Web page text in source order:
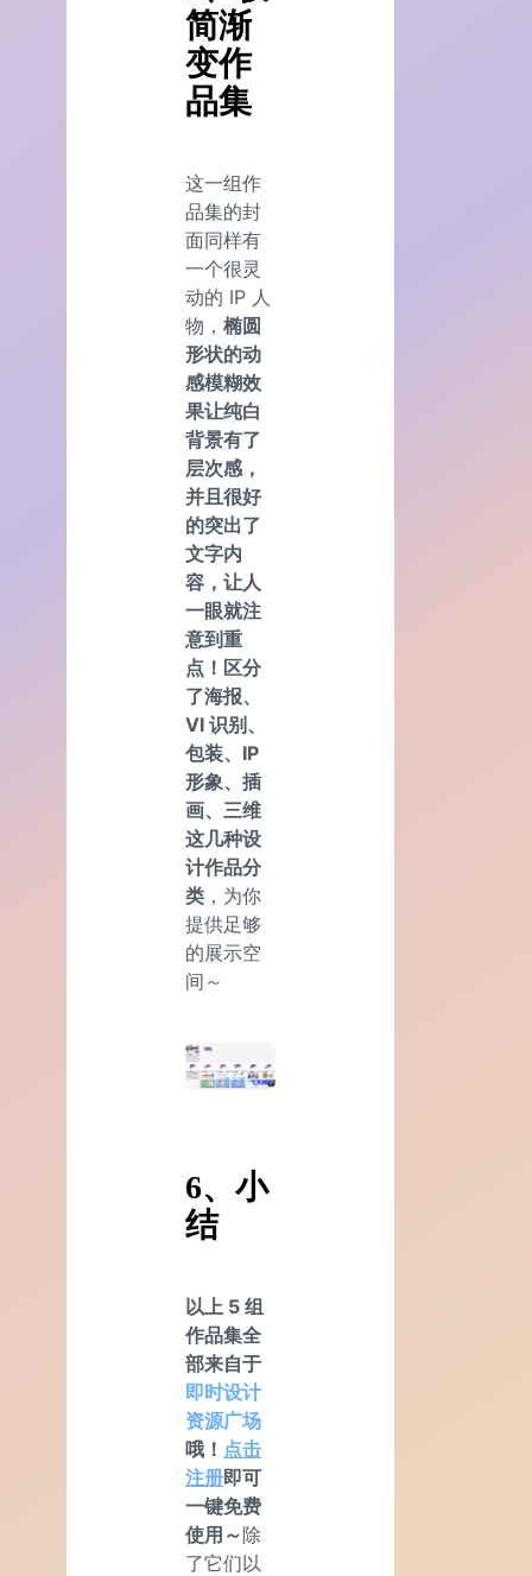
简渐
变作
品集
这一组作
品集的封
面同样有
一个很灵
动的 IP 人
物， 椭圆
形状的动
感模糊效
果让纯白
背景有了
层次感，
并且很好
的突出了
文字内
容，让人
一眼就注
意到重
点！区分
了海报、
VI 识别、
包装、IP
形象、插
画、三维
这几种设
计作品分
类 ，为你
提供足够
的展示空
间～
6、小
结
以上 5 组
作品集全
部来自于
即时设计
资源广场
哦！ 点击
注册即可
一键免费
使用～除
了它们以